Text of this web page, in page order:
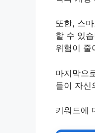
또한, 스
할 수 있
위험이 줄
마지막으
들이 자신
키워드에